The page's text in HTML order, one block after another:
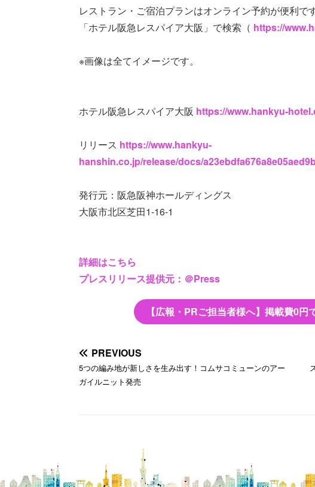
レストラン・ご宿泊プランはオンライン予約が便利です
「ホテル阪急レスパイア大阪」で検索（ https://
※画像は全てイメージです。
ホテル阪急レスパイア大阪 https://www.hankyu-
リリース https://www.hankyu-
hanshin.co.jp/release/docs/
発行元：阪急阪神ホールディングス
大阪市北区芝田1-16-1
詳細はこちら
プレスリリース提供元：＠Press
【広報・PRご担当者様へ】掲載費0
PREVIOUS
5つの編み地が新しさを生み出す！コムサコミューンのアー
ガイルニット発売